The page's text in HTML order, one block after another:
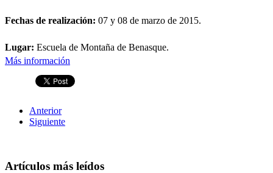
Fechas de realización: 07 y 08 de marzo de 2015.
Lugar: Escuela de Montaña de Benasque.
Más información
Anterior
Siguiente
Artículos más leídos